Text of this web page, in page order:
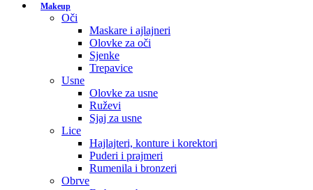
Makeup
Oči
Maskare i ajlajneri
Olovke za oči
Sjenke
Trepavice
Usne
Olovke za usne
Ruževi
Sjaj za usne
Lice
Hajlajteri, konture i korektori
Puderi i prajmeri
Rumenila i bronzeri
Obrve